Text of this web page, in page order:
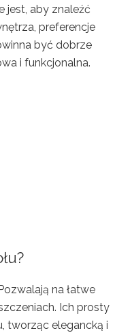
jest, aby znaleźć
preferencje
być dobrze
i funkcjonalna.
na łatwe
Ich prosty
tworząc elegancką i